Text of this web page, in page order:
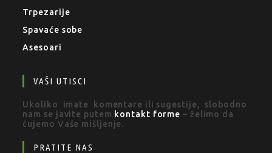
Trpezarije
Spavaće sobe
Asesoari
VAŠI UTISCI
Ukoliko imate komentare ili sugestije, slobodno
nam se javite putem kontakt forme – želimo da
čujemo Vaše mišljenje.
PRATITE NAS